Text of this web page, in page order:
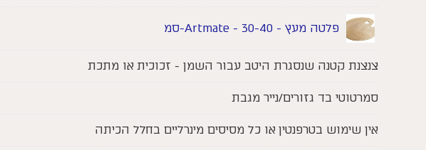
פלטה מעץ - Artmate - 30-40-סמ
צנצנת קטנה שנסגרת היטב עבור השמן - זכוכית או מתכת
סמרטוטי בד גזורים/נייר מגבת
אין שימוש בטרפנטין או כל מסיסים מינרליים בחלל הכיתה